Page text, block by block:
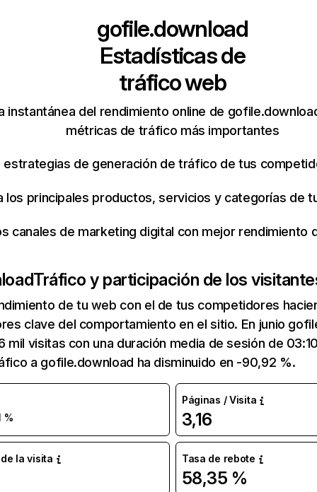
gofile.download
Estadísticas de
tráfico web
instantánea del rendimiento online de
métricas de tráfico más importantes
estrategias de generación de tráfico de tus
los principales productos, servicios y categorías de
canales de marketing digital con mejor rendimiento
Tráfico y participación de los
de tu web con el de tus competidores
clave del comportamiento en el sitio. En junio
mil visitas con una duración media de sesión de
a gofile.download ha disminuido en -90,92 %.
%
Páginas / Visita
3,16
la visita Tasa de rebote
58,35 %